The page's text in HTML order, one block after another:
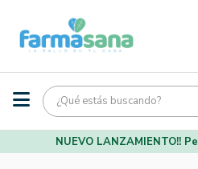
NUEVO LANZAMIENTO!!